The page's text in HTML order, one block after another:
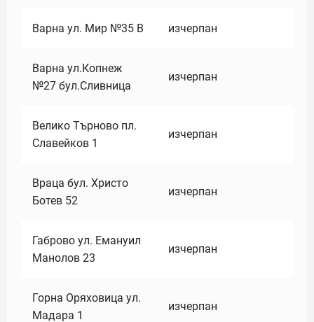
Варна ул. Мир №35 В изчерпан
Варна ул.Копнеж
№27 бул.Сливница
изчерпан
Велико Търново пл.
Славейков 1
изчерпан
Враца бул. Христо
Ботев 52
изчерпан
Габрово ул. Емануил
Манолов 23
изчерпан
Горна Оряховица ул.
Мадара 1
изчерпан